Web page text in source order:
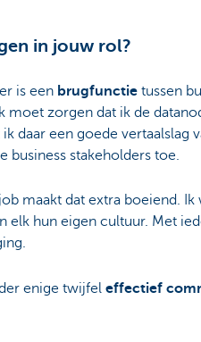
in jouw rol?
is een brugfunctie tussen
moet zorgen dat ik de
daar een goede vertaalslag
business stakeholders toe.
maakt dat extra boeiend.
elk hun eigen cultuur. Met
enige twijfel effectief